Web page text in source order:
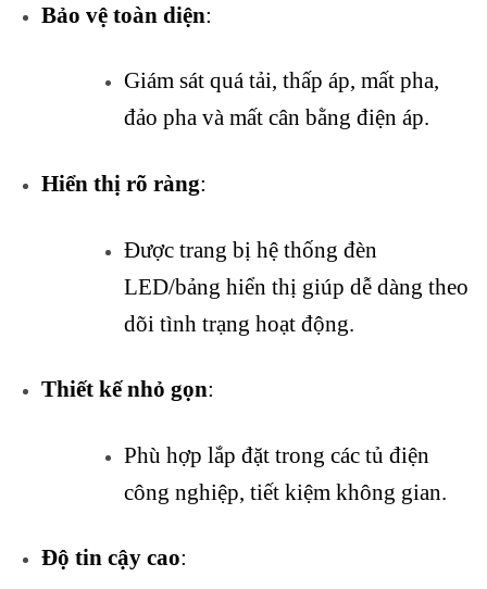
Bảo vệ toàn diện:
Giám sát quá tải, thấp áp, mất pha,
đảo pha và mất cân bằng điện áp.
Hiển thị rõ ràng:
Được trang bị hệ thống đèn
LED/bảng hiển thị giúp dễ dàng theo
dõi tình trạng hoạt động.
Thiết kế nhỏ gọn:
Phù hợp lắp đặt trong các tủ điện
công nghiệp, tiết kiệm không gian.
Độ tin cậy cao: